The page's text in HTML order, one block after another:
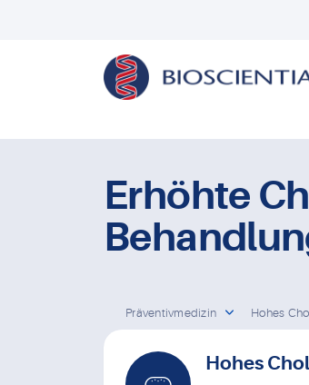
Erhöhte
Präventivmedizin Hohes
Hohes